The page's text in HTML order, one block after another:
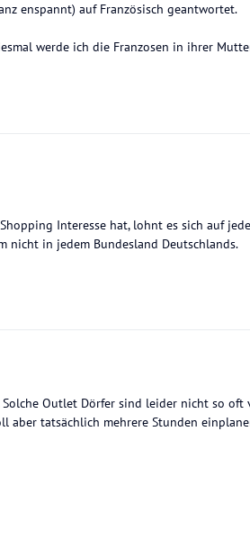
enspannt) auf Französisch geantwortet.
werde ich die Franzosen in ihrer
Interesse hat, lohnt es sich auf
nicht in jedem Bundesland Deutschlands.
Outlet Dörfer sind leider nicht so oft
aber tatsächlich mehrere Stunden